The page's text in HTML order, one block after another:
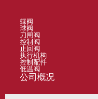
蝶阀
球阀
刀闸阀
控制阀
止回阀
执行机构
控制配件
低温阀
公司概况